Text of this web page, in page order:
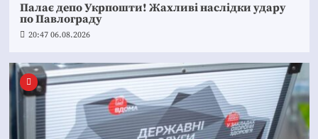
Палає депо Укрпошти! Жахливі наслідки удару
по Павлограду
20:47 06.08.2026